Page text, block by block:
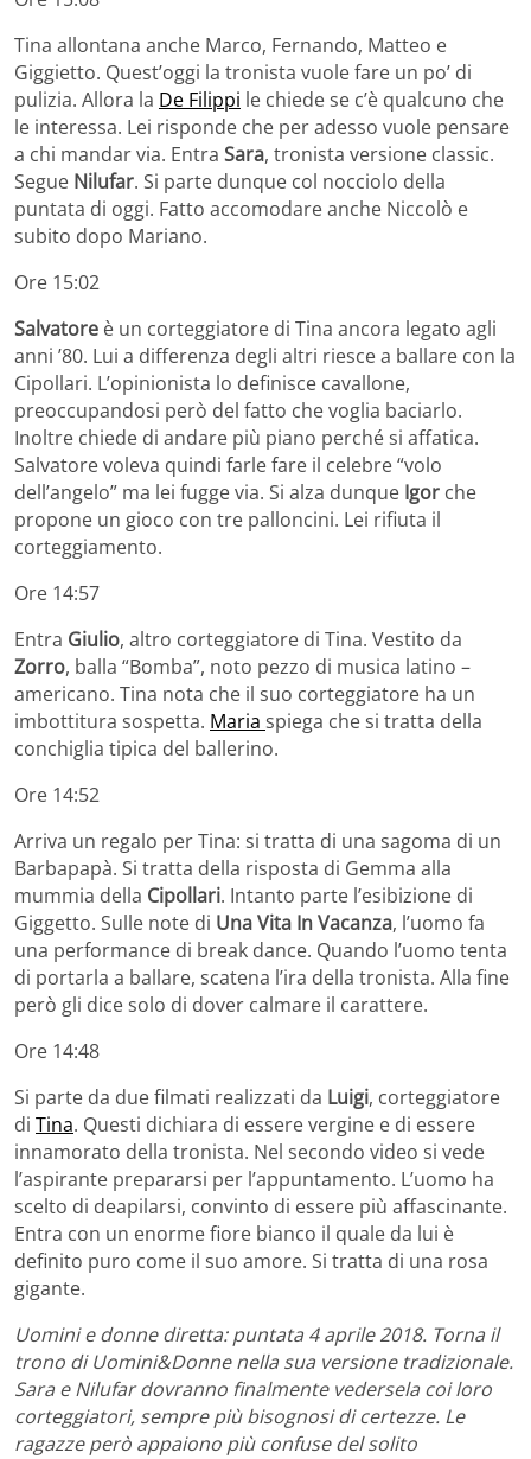
Tina allontana anche Marco, Fernando, Matteo e
Giggietto. Quest’oggi la tronista vuole fare un po’ di
pulizia. Allora la De Filippi le chiede se c’è qualcuno che
le interessa. Lei risponde che per adesso vuole pensare
a chi mandar via. Entra Sara, tronista versione classic.
Segue Nilufar. Si parte dunque col nocciolo della
puntata di oggi. Fatto accomodare anche Niccolò e
subito dopo Mariano.
Ore 15:02
Salvatore è un corteggiatore di Tina ancora legato agli
anni ’80. Lui a differenza degli altri riesce a ballare con la
Cipollari. L’opinionista lo definisce cavallone,
preoccupandosi però del fatto che voglia baciarlo.
Inoltre chiede di andare più piano perché si affatica.
Salvatore voleva quindi farle fare il celebre “volo
dell’angelo” ma lei fugge via. Si alza dunque Igor che
propone un gioco con tre palloncini. Lei rifiuta il
corteggiamento.
Ore 14:57
Entra Giulio, altro corteggiatore di Tina. Vestito da
Zorro, balla “Bomba”, noto pezzo di musica latino –
americano. Tina nota che il suo corteggiatore ha un
imbottitura sospetta. Maria spiega che si tratta della
conchiglia tipica del ballerino.
Ore 14:52
Arriva un regalo per Tina: si tratta di una sagoma di un
Barbapapà. Si tratta della risposta di Gemma alla
mummia della Cipollari. Intanto parte l’esibizione di
Giggetto. Sulle note di Una Vita In Vacanza, l’uomo fa
una performance di break dance. Quando l’uomo tenta
di portarla a ballare, scatena l’ira della tronista. Alla fine
però gli dice solo di dover calmare il carattere.
Ore 14:48
Si parte da due filmati realizzati da Luigi, corteggiatore
di Tina. Questi dichiara di essere vergine e di essere
innamorato della tronista. Nel secondo video si vede
l’aspirante prepararsi per l’appuntamento. L’uomo ha
scelto di deapilarsi, convinto di essere più affascinante.
Entra con un enorme fiore bianco il quale da lui è
definito puro come il suo amore. Si tratta di una rosa
gigante.
Uomini e donne diretta: puntata 4 aprile 2018. Torna il
trono di Uomini&Donne nella sua versione tradizionale.
Sara e Nilufar dovranno finalmente vedersela coi loro
corteggiatori, sempre più bisognosi di certezze. Le
ragazze però appaiono più confuse del solito